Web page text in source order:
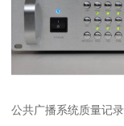
公共广播系统质量记录